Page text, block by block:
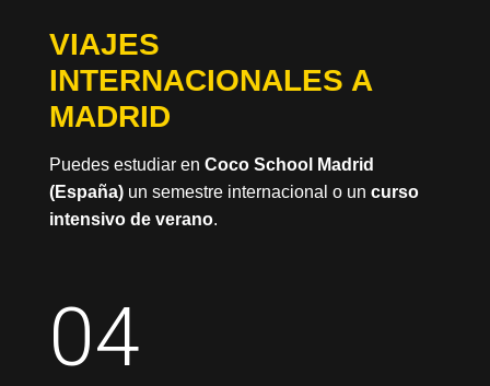
VIAJES
INTERNACIONALES A
MADRID
Puedes estudiar en Coco School Madrid
(España)un semestre internacional o un curso
intensivo de verano.
04